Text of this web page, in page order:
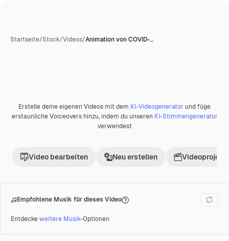
Startseite/Stock/Videos/Animation von COVID-…
PremiumKI-generiert
Erstelle deine eigenen Videos mit dem KI-Videogenerator und füge
erstaunliche Voiceovers hinzu, indem du unseren KI-Stimmengenerator
verwendest
Video bearbeiten Neu erstellen Videoprojekt
Empfohlene Musik für dieses Video
Entdeckeweitere Musik-Optionen